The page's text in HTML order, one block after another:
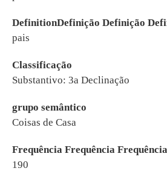
DefinitionDefinição Definição
pais
Classificação
Substantivo: 3a Declinação
grupo semântico
Coisas de Casa
Frequência Frequência Frequência
190